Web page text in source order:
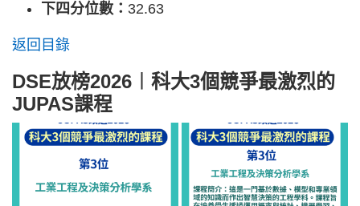
下四分位數： 32.63
返回目錄
DSE放榜2026︱科大3個競爭最激烈的
JUPAS課程